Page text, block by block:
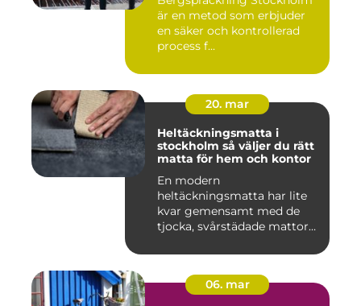
är en metod som erbjuder
en säker och kontrollerad
process f...
20. mar
Heltäckningsmatta i
stockholm så väljer du rätt
matta för hem och kontor
En modern
heltäckningsmatta har lite
kvar gemensamt med de
tjocka, svårstädade mattor
06. mar